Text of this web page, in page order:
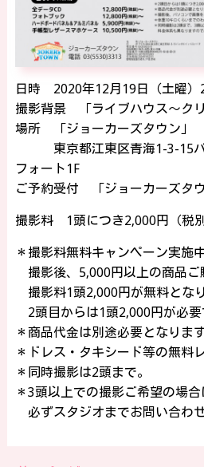
日時 2020年12月19日（土曜）
撮影背景 「ライブハウス～クリ
場所 「ジョーカーズタウン」
東京都江東区青海1-3-15パ
フォート1F
ご予約受付 「ジョーカーズタウ
撮影料 1頭につき2,000円（税別
＊撮影料無料キャンペーン実施中
撮影後、5,000円以上の商品ご
撮影料1頭2,000円が無料となり
2頭目からは1頭2,000円が必要
＊商品代金は別途必要となります
＊ドレス・タキシード等の無料
＊同時撮影は2頭まで。
＊3頭以上での撮影ご希望の場合
必ずスタジオまでお問い合わせ